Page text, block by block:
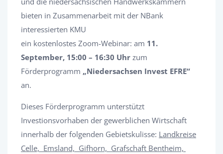
bieten in Zusammenarbeit mit der NBank
interessierten KMU
ein kostenlostes Zoom-Webinar: am 11.
September, 15:00 – 16:30 Uhr zum
Förderprogramm „Niedersachsen Invest EFRE“
an.
Dieses Förderprogramm unterstützt
Investionsvorhaben der gewerblichen Wirtschaft
innerhalb der folgenden Gebietskulisse: Landkreise
Celle, Emsland, Gifhorn, Grafschaft Bentheim,